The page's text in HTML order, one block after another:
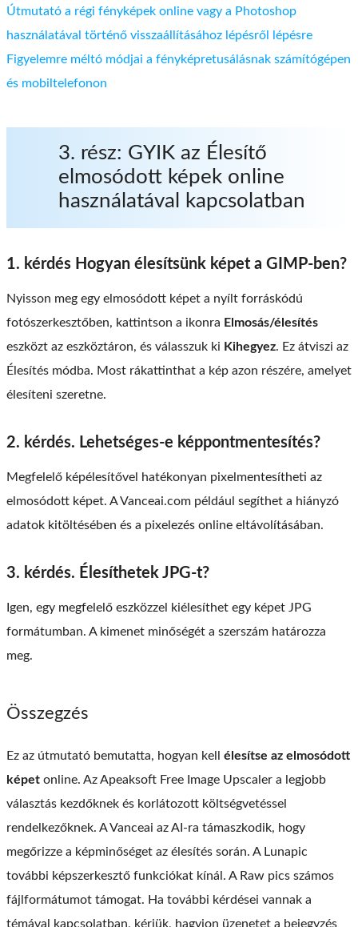
Útmutató a régi fényképek online vagy a Photoshop
használatával történő visszaállításához lépésről lépésre
Figyelemre méltó módjai a fényképretusálásnak számítógépen
és mobiltelefonon
3. rész: GYIK az Élesítő
elmosódott képek online
használatával kapcsolatban
1. kérdés Hogyan élesítsünk képet a GIMP-ben?
Nyisson meg egy elmosódott képet a nyílt forráskódú
fotószerkesztőben, kattintson a ikonra Elmosás/élesítés
eszközt az eszköztáron, és válasszuk ki Kihegyez. Ez átviszi az
Élesítés módba. Most rákattinthat a kép azon részére, amelyet
élesíteni szeretne.
2. kérdés. Lehetséges-e képpontmentesítés?
Megfelelő képélesítővel hatékonyan pixelmentesítheti az
elmosódott képet. A Vanceai.com például segíthet a hiányzó
adatok kitöltésében és a pixelezés online eltávolításában.
3. kérdés. Élesíthetek JPG-t?
Igen, egy megfelelő eszközzel kiélesíthet egy képet JPG
formátumban. A kimenet minőségét a szerszám határozza
meg.
Összegzés
Ez az útmutató bemutatta, hogyan kell élesítse az elmosódott
képet online. Az Apeaksoft Free Image Upscaler a legjobb
választás kezdőknek és korlátozott költségvetéssel
rendelkezőknek. A Vanceai az AI-ra támaszkodik, hogy
megőrizze a képminőséget az élesítés során. A Lunapic
további képszerkesztő funkciókat kínál. A Raw pics számos
fájlformátumot támogat. Ha további kérdései vannak a
témával kapcsolatban, kérjük, hagyjon üzenetet a bejegyzés